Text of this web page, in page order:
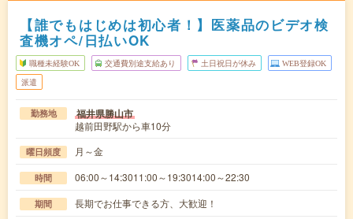
【誰でもはじめは初心者！】医薬品のビデオ検
査機オペ/日払いOK
職種未経験OK 交通費別途支給あり 土日祝日が休み WEB登録OK
派遣
勤務地 福井県勝山市
越前田野駅から車10分
曜日頻度 月～金
時間 06:00～14:3011:00～19:3014:00～22:30
期間 長期でお仕事できる方、大歓迎！